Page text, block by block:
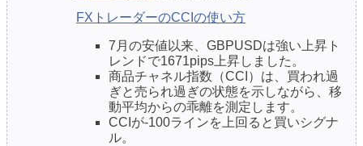
FXトレーダーのCCIの使い方
7月の安値以来、GBPUSDは強い上昇ト
レンドで1671pips上昇しました。
商品チャネル指数（CCI）は、買われ過
ぎと売られ過ぎの状態を示しながら、移
動平均からの乖離を測定します。
CCIが-100ラインを上回ると買いシグナ
ル。